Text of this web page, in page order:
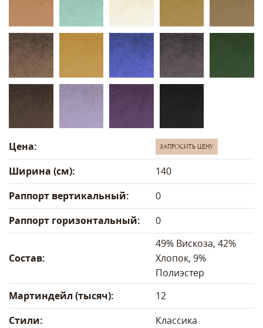
Цена: ЗАПРОСИТЬ ЦЕНУ
Ширина (см):
140
Раппорт вертикальный:
0
Раппорт горизонтальный:
0
Состав:
49% Вискоза, 42%
Хлопок, 9%
Полиэстер
Мартиндейл (тысяч):
12
Стили:
Классика